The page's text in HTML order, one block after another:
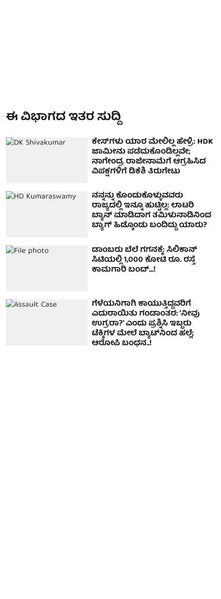
ಈ ವಿಭಾಗದ ಇತರ ಸುದ್ದಿ
ಕೇಸ್‌ಗಳು ಯಾರ ಮೇಲಿಲ್ಲ ಹೇಳ್ರಿ: HDK
ಜಾಮೀನು ಪಡೆದುಕೊಂಡಿಲ್ಲವೇ;
ನಾಗೇಂದ್ರ ರಾಜೀನಾಮೆಗೆ ಆಗ್ರಹಿಸಿದ
ವಿಪಕ್ಷಗಳಿಗೆ ಡಿಕೆಶಿ ತಿರುಗೇಟು
ನನ್ನನ್ನು ಕೊಂಡುಕೊಳ್ಳುವವರು
ರಾಜ್ಯದಲ್ಲಿ ಇನ್ನೂ ಹುಟ್ಟಿಲ್ಲ: ಲಾಟರಿ
ಬ್ಯಾನ್​ ಮಾಡಿದಾಗ ತಮಿಳುನಾಡಿನಿಂದ
ಬ್ಯಾಗ್ ಹಿಡ್ಕೊಂಡು ಬಂದಿದ್ದು ಯಾರು?
ಡಾಂಬರು ಬೆಲೆ ಗಗನಕ್ಕೆ: ಸಿಲಿಕಾನ್
ಸಿಟಿಯಲ್ಲಿ 1,000 ಕೋಟಿ ರೂ. ರಸ್ತೆ
ಕಾಮಗಾರಿ ಬಂದ್...!
ಗೆಳೆಯನಿಗಾಗಿ ಕಾಯುತ್ತಿದ್ದವರಿಗೆ
ಎದುರಾಯಿತು ಗಂಡಾಂತರ: ‘ನೀವು
ಉಗ್ರರಾ?’ ಎಂದು ಪ್ರಶ್ನಿಸಿ ಇಬ್ಬರು
ಟೆಕ್ಕಿಗಳ ಮೇಲೆ ಬ್ಯಾಟ್‌ನಿಂದ ಹಲ್ಲೆ;
ಆರೋಪಿ ಬಂಧನ..!